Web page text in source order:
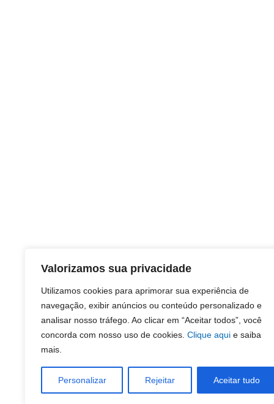
Valorizamos sua privacidade
Utilizamos cookies para aprimorar sua experiência de
navegação, exibir anúncios ou conteúdo personalizado e
analisar nosso tráfego. Ao clicar em “Aceitar todos”, você
concorda com nosso uso de cookies. Clique aqui e saiba
mais.
Personalizar Rejeitar Aceitar tudo